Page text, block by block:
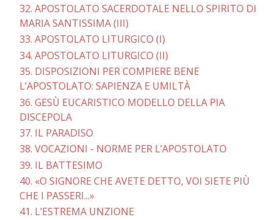
32. APOSTOLATO SACERDOTALE NELLO SPIRITO DI
MARIA SANTISSIMA (III)
33. APOSTOLATO LITURGICO (I)
34. APOSTOLATO LITURGICO (II)
35. DISPOSIZIONI PER COMPIERE BENE
L’APOSTOLATO: SAPIENZA E UMILTÀ
36. GESÙ EUCARISTICO MODELLO DELLA PIA
DISCEPOLA
37. IL PARADISO
38. VOCAZIONI - NORME PER L’APOSTOLATO
39. IL BATTESIMO
40. «O SIGNORE CHE AVETE DETTO, VOI SIETE PIÙ
CHE I PASSERI...»
41. L’ESTREMA UNZIONE